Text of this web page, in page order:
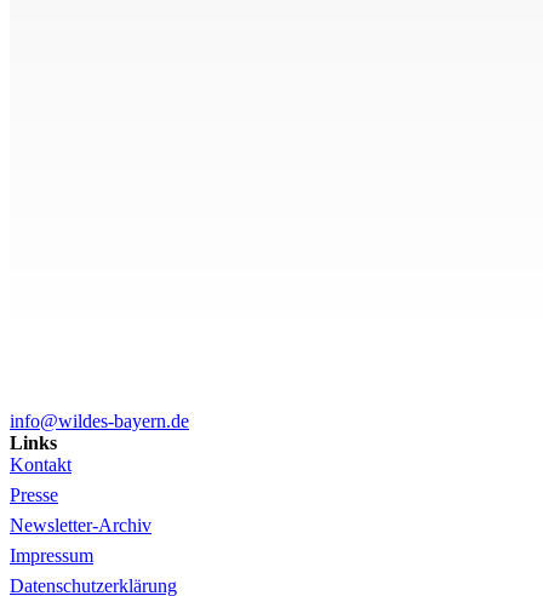
info@wildes-bayern.de
Links
Kontakt
Presse
Newsletter-Archiv
Impressum
Datenschutzerklärung